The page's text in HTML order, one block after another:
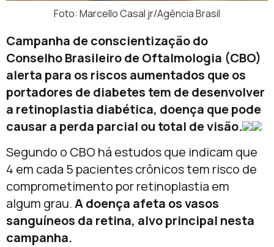
Foto: Marcello Casal jr/Agência Brasil
Campanha de conscientização do
Conselho Brasileiro de Oftalmologia (CBO)
alerta para os riscos aumentados que os
portadores de diabetes tem de desenvolver
a retinoplastia diabética, doença que pode
causar a perda parcial ou total de visão.
Segundo o CBO há estudos que indicam que
4 em cada 5 pacientes crônicos tem risco de
comprometimento por retinoplastia em
algum grau.A doença afeta os vasos
sanguíneos da retina, alvo principal nesta
campanha.